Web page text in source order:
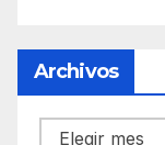
Archivos
Archivos